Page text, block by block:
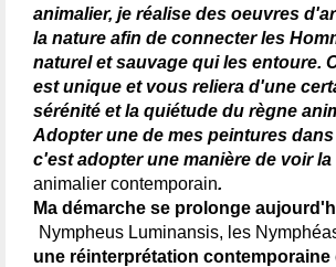
animalier, je réalise des oeuvres
la nature afin de connecter les
naturel et sauvage qui les entoure.
est unique et vous reliera d'une
sérénité et la quiétude du règne
Adopter une de mes peintures
c'est adopter une manière de voir
animalier contemporain.
Ma démarche se prolonge
Nympheus Luminansis, les
une réinterprétation contemporaine